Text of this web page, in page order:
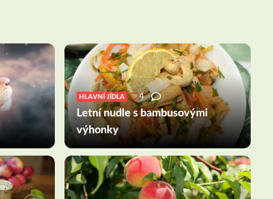
HLAVNÍ JÍDLA 4
Letní nudle s bambusovými
výhonky